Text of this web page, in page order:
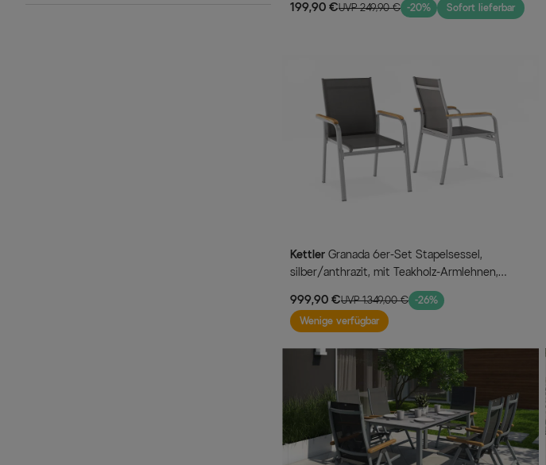
199,90 €UVP 249,90 € -20% Sofort lieferbar
Kettler
silber/anthrazit, mit Teakholz-Armlehnen,
999,90 €UVP 1.349,00 € -26%
Wenige verfügbar